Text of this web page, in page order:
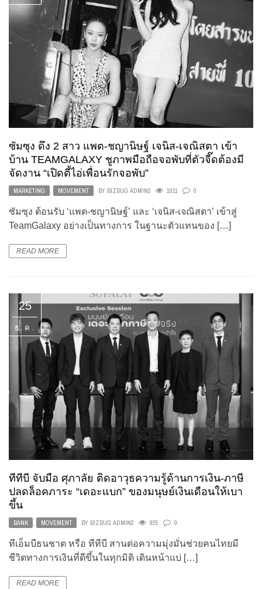
ซัมซุง ดึง 2 สาว แพต-ชญานิษฐ์ เจนิส-เจณิสตา เข้า
บ้าน TEAMGALAXY ชูภาพมือถือจอพับที่ตัวจี๊ดต้องมี
จัดงาน “เปิดตี้ไอ่เพื่อนรักจอพับ”
MARKETING , MOVEMENT BY BIZBUG ADMIN2 1011 0
ซัมซุง ต้อนรับ ‘แพต-ชญานิษฐ์’ และ ‘เจนิส-เจณิสตา’ เข้าสู่
TeamGalaxy อย่างเป็นทางการ ในฐานะตัวแทนของ […]
READ MORE
25
ธ.ค.
ทีทีบี จับมือ ศุภาลัย ติดอาวุธความรู้ด้านการเงิน-ภาษี
ปลดล็อคภาระ “เดอะแบก” ของมนุษย์เงินเดือนให้เบา
ขึ้น
BANK MOVEMENT BY BIZBUG ADMIN2 925 0
ทีเอ็มบีธนชาต หรือ ทีทีบี สานต่อความมุ่งมั่นช่วยคนไทยมี
ชีวิตทางการเงินที่ดีขึ้นในทุกมิติ เดินหน้าแบ่ […]
READ MORE